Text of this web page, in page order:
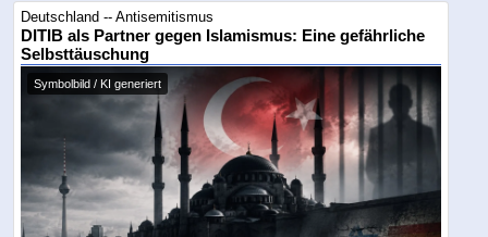
Deutschland -- Antisemitismus
DITIB als Partner gegen Islamismus: Eine gefährliche
Selbsttäuschung
Symbolbild / KI generiert